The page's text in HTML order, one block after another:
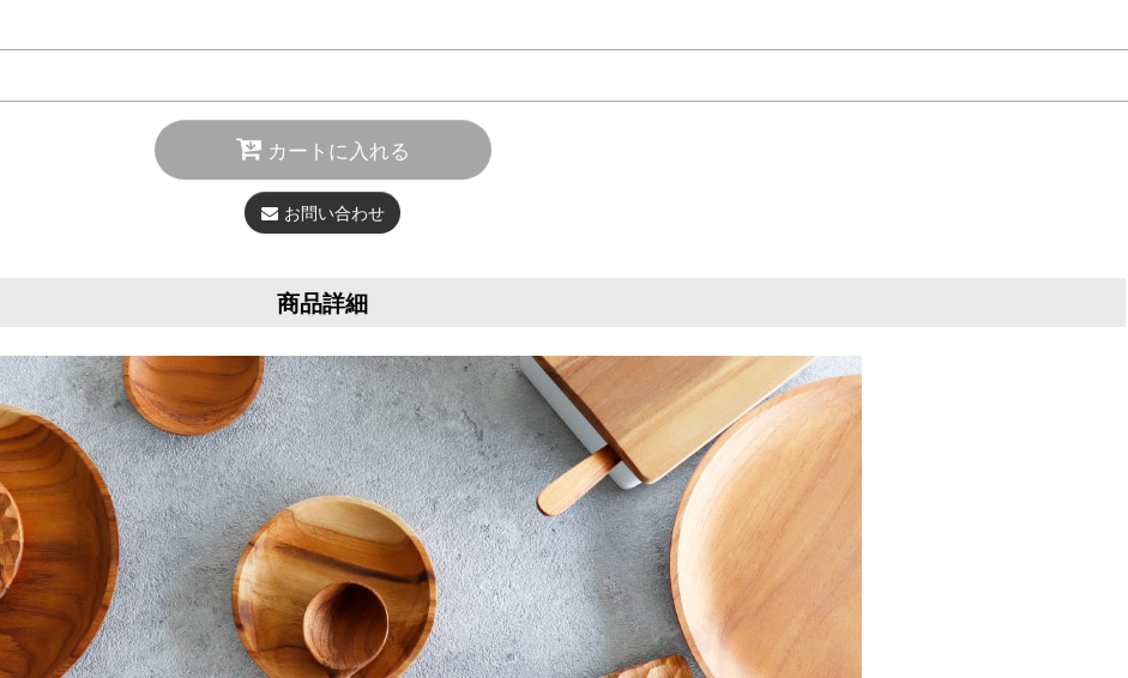
カートに入れる
お問い合わせ
商品詳細